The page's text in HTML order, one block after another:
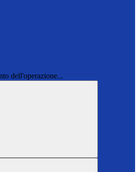
dell'operazione...